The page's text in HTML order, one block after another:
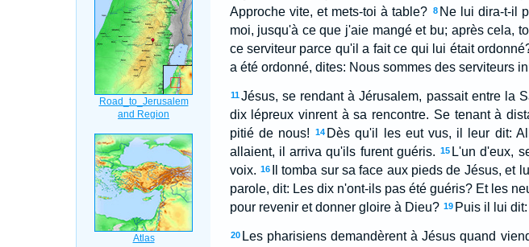
Approche vite, et mets-toi à table? 8 Ne lui dira-t-il
moi, jusqu'à ce que j'aie mangé et bu; après cela,
ce serviteur parce qu'il a fait ce qui lui était
a été ordonné, dites: Nous sommes des serviteurs
11 Jésus, se rendant à Jérusalem, passait entre la
dix lépreux vinrent à sa rencontre. Se tenant à
pitié de nous!
14 Dès qu'il les eut vus, il leur dit:
allaient, il arriva qu'ils furent guéris. 15 L'un d'eux,
voix. 16 Il tomba sur sa face aux pieds de Jésus, et
parole, dit: Les dix n'ont-ils pas été guéris? Et les
pour revenir et donner gloire à Dieu? 19 Puis il lui
20 Les pharisiens demandèrent à Jésus quand